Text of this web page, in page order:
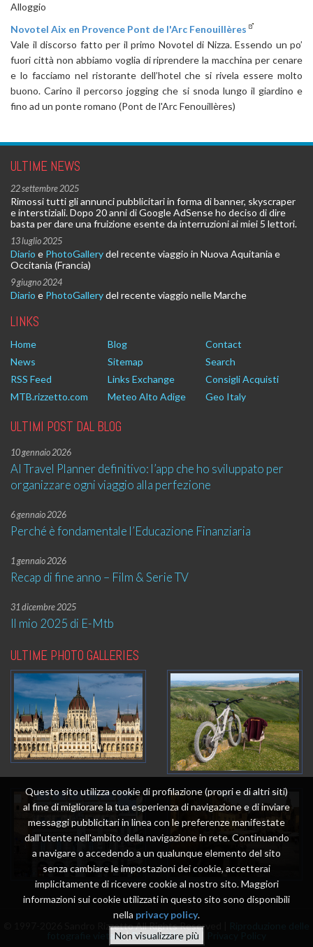
Alloggio
Novotel Aix en Provence Pont de l'Arc Fenouillères
Vale il discorso fatto per il primo Novotel di Nizza. Essendo un po’
fuori città non abbiamo voglia di riprendere la macchina per cenare
e lo facciamo nel ristorante dell’hotel che si rivela essere molto
buono. Carino il percorso jogging che si snoda lungo il giardino e
fino ad un ponte romano (Pont de l'Arc Fenouillères)
ULTIME NEWS
22 settembre 2025
Rimossi tutti gli annunci pubblicitari in forma di banner, skyscraper
e interstiziali. Dopo 20 anni di Google AdSense ho deciso di dire
basta per dare una fruizione esente da interruzioni ai miei 5 lettori.
13 luglio 2025
Diario e PhotoGallerydel recente viaggio in Nuova Aquitania e
Occitania (Francia)
9 giugno 2024
Diario e PhotoGallerydel recente viaggio nelle Marche
LINKS
Home Blog
Contact
News
Sitemap
Search
RSS Feed
Links Exchange
Consigli Acquisti
MTB.rizzetto.com
Meteo Alto Adige Geo Italy
ULTIMI POST DAL BLOG
10 gennaio 2026
AI Travel Planner definitivo: l’app che ho sviluppato per
organizzare ogni viaggio alla perfezione
6 gennaio 2026
Perché è fondamentale l’Educazione Finanziaria
1 gennaio 2026
Recap di fine anno – Film & Serie TV
31 dicembre 2025
Il mio 2025 di E-Mtb
ULTIME PHOTO GALLERIES
© 1997-2026 Sandro Rizzetto All Rights Reserved |
fotografie vietata|Powered by me
Questo sito utilizza cookie di profilazione (propri e di altri siti)
al fine di migliorare la tua esperienza di navigazione e di inviare
messaggi pubblicitari in linea con le preferenze manifestate
dall'utente nell'ambito della navigazione in rete. Continuando
a navigare o accedendo a un qualunque elemento del sito
senza cambiare le impostazioni dei cookie, accetterai
implicitamente di ricevere cookie al nostro sito. Maggiori
informazioni sui cookie utilizzati in questo sito sono disponibili
nella privacy policy.